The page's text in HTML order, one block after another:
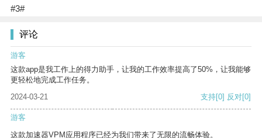
#3#
评论
游客
这款app是我工作上的得力助手，让我的工作效率提高了50%，让我能够
更轻松地完成工作任务。
2024-03-21
支持[0] 反对[0]
游客
这款加速器VPM应用程序已经为我们带来了无限的流畅体验。